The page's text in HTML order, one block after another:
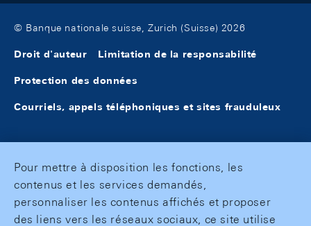
© Banque nationale suisse, Zurich (Suisse) 2026
Droit d'auteur Limitation de la responsabilité
Protection des données
Courriels, appels téléphoniques et sites frauduleux
Pour mettre à disposition les fonctions, les
contenus et les services demandés,
personnaliser les contenus affichés et proposer
des liens vers les réseaux sociaux, ce site utilise